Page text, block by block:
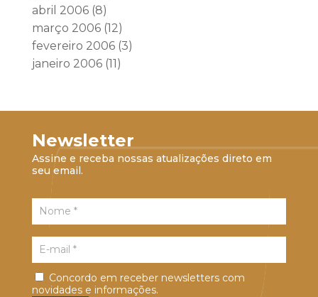
abril 2006(8)
março 2006(12)
fevereiro 2006(3)
janeiro 2006(11)
Newsletter
Assine e receba nossas atualizações direto em
seu email.
Concordo em receber newsletters com
novidades e informações.